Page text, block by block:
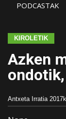
PODCASTAK
KIROLETIK
Azken
Antxeta Irratia